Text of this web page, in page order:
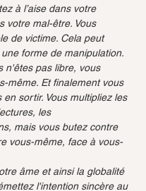
à l’aise dans votre
votre mal-être. Vous
de victime. Cela peut
forme de manipulation.
n'êtes pas libre, vous
même. Et finalement vous
en sortir. Vous multipliez les
les
mais vous butez contre
vous-même, face à vous-
âme et ainsi la globalité
l'intention sincère au